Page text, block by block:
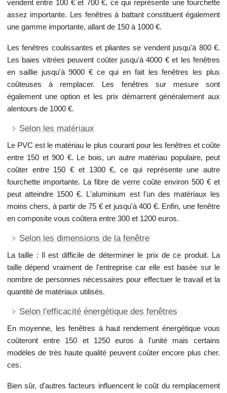
vendent entre 100 € et 700 €, ce qui représente une fourchette
assez importante. Les fenêtres à battant constituent également
une gamme importante, allant de 150 à 1000 €.
Les fenêtres coulissantes et pliantes se vendent jusqu'à 800 €.
Les baies vitrées peuvent coûter jusqu'à 4000 € et les fenêtres
en saillie jusqu'à 9000 € ce qui en fait les fenêtres les plus
coûteuses à remplacer. Les fenêtres sur mesure sont
également une option et les prix démarrent généralement aux
alentours de 1000 €.
Selon les matériaux
Le PVC est le matériau le plus courant pour les fenêtres et coûte
entre 150 et 900 €. Le bois, un autre matériau populaire, peut
coûter entre 150 € et 1300 €, ce qui représente une autre
fourchette importante. La fibre de verre coûte environ 500 € et
peut atteindre 1500 €. L'aluminium est l'un des matériaux les
moins chers, à partir de 75 € et jusqu'à 400 €. Enfin, une fenêtre
en composite vous coûtera entre 300 et 1200 euros.
Selon les dimensions de la fenêtre
La taille : Il est difficile de déterminer le prix de ce produit. La
taille dépend vraiment de l'entreprise car elle est basée sur le
nombre de personnes nécessaires pour effectuer le travail et la
quantité de matériaux utilisés.
Selon l'efficacité énergétique des fenêtres
En moyenne, les fenêtres à haut rendement énergétique vous
coûteront entre 150 et 1250 euros à l'unité mais certains
modèles de très haute qualité peuvent coûter encore plus cher.
ces.
Bien sûr, d'autres facteurs influencent le coût du remplacement